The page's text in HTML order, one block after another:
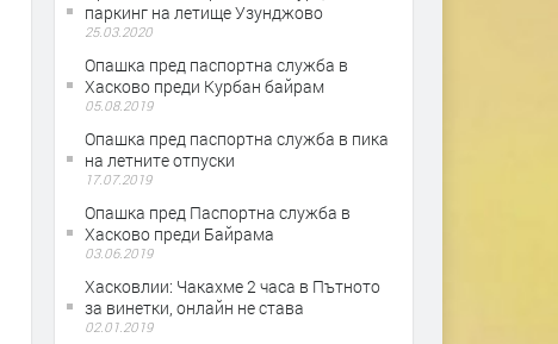
паркинг на летище Узунджово
25.03.2020
Опашка пред паспортна служба в
Хасково преди Курбан байрам
05.08.2019
Опашка пред паспортна служба в пика
на летните отпуски
17.07.2019
Опашка пред Паспортна служба в
Хасково преди Байрама
03.06.2019
Хасковлии: Чакахме 2 часа в Пътното
за винетки, онлайн не става
02.01.2019